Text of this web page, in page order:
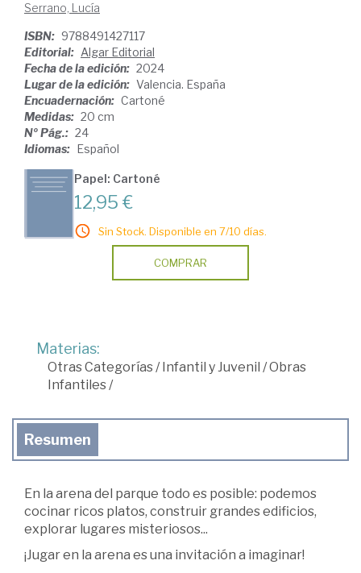
Serrano, Lucía
ISBN: 9788491427117
Editorial: Algar Editorial
Fecha de la edición: 2024
Lugar de la edición: Valencia. España
Encuadernación: Cartoné
Medidas: 20 cm
Nº Pág.: 24
Idiomas: Español
Papel: Cartoné
12,95 €
Sin Stock. Disponible en 7/10 días.
COMPRAR
Materias:
Otras Categorías/Infantil y Juvenil /Obras
Infantiles/
Resumen
En la arena del parque todo es posible: podemos
cocinar ricos platos, construir grandes edificios,
explorar lugares misteriosos...
¡Jugar en la arena es una invitación a imaginar!